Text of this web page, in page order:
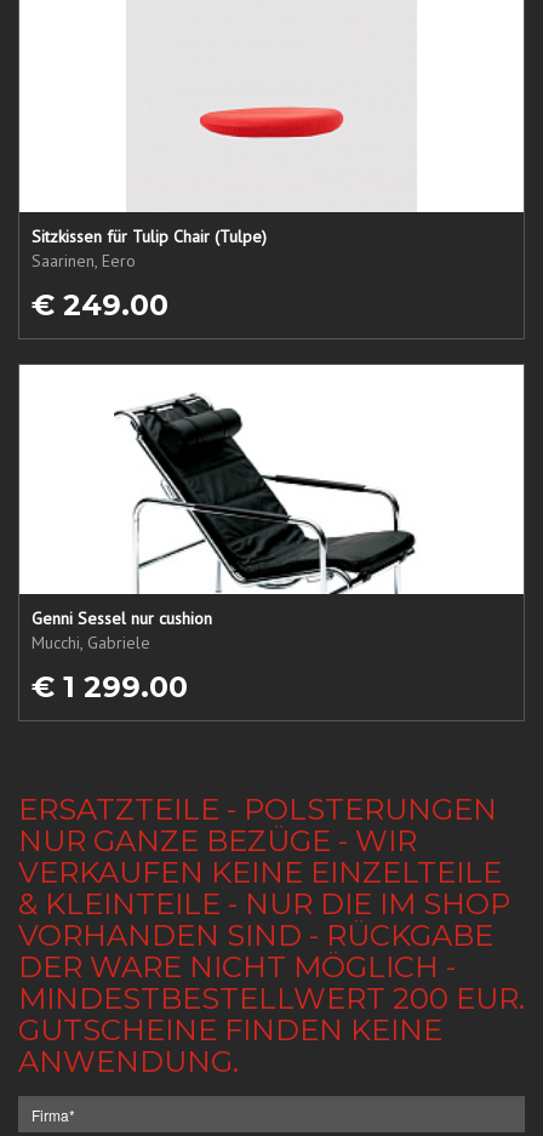
Sitzkissen für Tulip Chair (Tulpe)
Saarinen, Eero
€ 249.00
Genni Sessel nur cushion
Mucchi, Gabriele
€ 1 299.00
ERSATZTEILE - POLSTERUNGEN
NUR GANZE BEZÜGE - WIR
VERKAUFEN KEINE EINZELTEILE
& KLEINTEILE - NUR DIE IM SHOP
VORHANDEN SIND - RÜCKGABE
DER WARE NICHT MÖGLICH -
MINDESTBESTELLWERT 200 EUR.
GUTSCHEINE FINDEN KEINE
ANWENDUNG.